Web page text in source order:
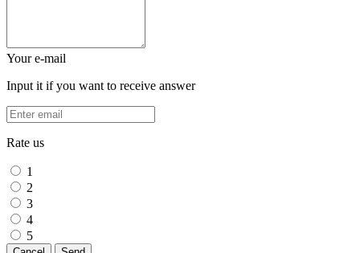
Your e-mail
Input it if you want to receive answer
Rate us
1
2
3
4
5